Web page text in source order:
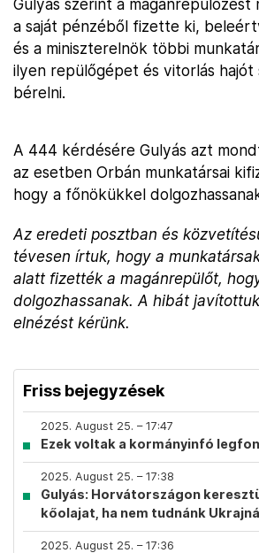
Gulyás szerint a
a saját pénzéből fizette ki,
és a miniszterelnök többi
ilyen repülőgépet és vitorlás hajót
bérelni.
A 444 kérdésére Gulyás azt
az esetben Orbán munkatársai
hogy a főnökükkel
Az eredeti posztban és
tévesen írtuk, hogy a
alatt fizették a magánrepülőt,
dolgozhassanak. A hibát
elnézést kérünk.
Friss bejegyzések
2025. August 25. – 17:47
Ezek voltak a kormányinfó
2025. August 25. – 17:38
Gulyás: Horvátországon
kőolajat, ha nem tudnánk
2025. August 25. – 17:36